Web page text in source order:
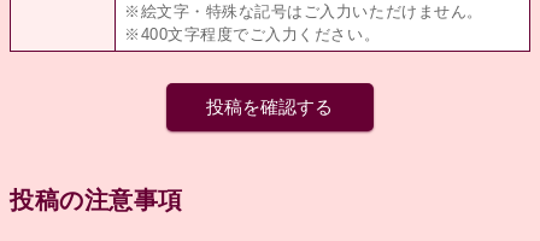
※絵文字・特殊な記号はご入力いただけません。
※400文字程度でご入力ください。
投稿の注意事項